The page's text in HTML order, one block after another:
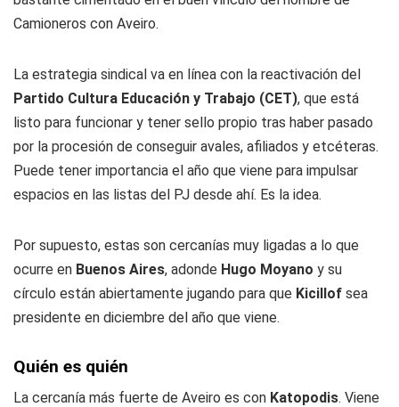
Camioneros con Aveiro.
La estrategia sindical va en línea con la reactivación del
Partido Cultura Educación y Trabajo (CET), que está
listo para funcionar y tener sello propio tras haber pasado
por la procesión de conseguir avales, afiliados y etcéteras.
Puede tener importancia el año que viene para impulsar
espacios en las listas del PJ desde ahí. Es la idea.
Por supuesto, estas son cercanías muy ligadas a lo que
ocurre en Buenos Aires, adonde Hugo Moyano y su
círculo están abiertamente jugando para que Kicillof sea
presidente en diciembre del año que viene.
Quién es quién
La cercanía más fuerte de Aveiro es con Katopodis. Viene